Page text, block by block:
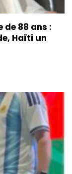
de 88 ans :
Haïti un